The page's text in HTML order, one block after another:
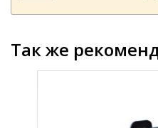
Так же